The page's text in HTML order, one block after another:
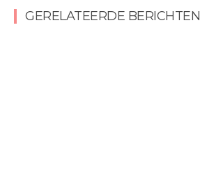
GERELATEERDE BERICHTEN